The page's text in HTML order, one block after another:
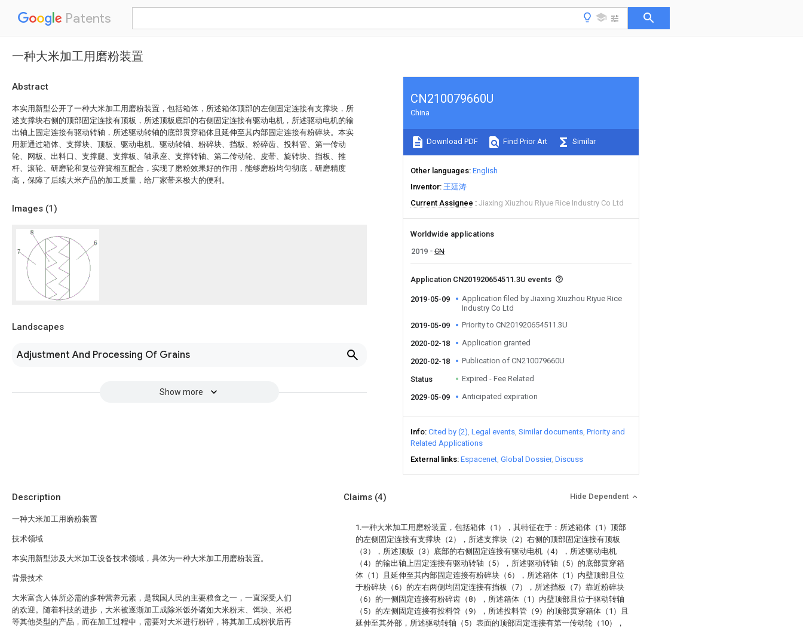
Patents
一种大米加工用磨粉装置
Abstract
本实用新型公开了一种大米加工用磨粉装置，包括箱体，所述箱体顶部的左侧固定连接有支撑块，所
述支撑块右侧的顶部固定连接有顶板，所述顶板底部的右侧固定连接有驱动电机，所述驱动电机的输
出轴上固定连接有驱动转轴，所述驱动转轴的底部贯穿箱体且延伸至其内部固定连接有粉碎块。本实
用新通过箱体、支撑块、顶板、驱动电机、驱动转轴、粉碎块、挡板、粉碎齿、投料管、第一传动
轮、网板、出料口、支撑腿、支撑板、轴承座、支撑转轴、第二传动轮、皮带、旋转块、挡板、推
杆、滚轮、研磨轮和复位弹簧相互配合，实现了磨粉效果好的作用，能够磨粉均匀彻底，研磨精度
高，保障了后续大米产品的加工质量，给厂家带来极大的便利。
Images (1)
Landscapes
Adjustment And Processing Of Grains
Show more
CN210079660U
China
Download PDF Find Prior Art Similar
Other languages English
Inventor 王廷涛
Current Assignee
Jiaxing Xiuzhou Riyue Rice Industry Co Ltd
Worldwide applications
2019
CN
Application CN201920654511.3U events
2019-05-09
Application filed by Jiaxing Xiuzhou Riyue Rice
Industry Co Ltd
2019-05-09
Priority to CN201920654511.3U
2020-02-18 Application granted
2020-02-18 Publication of CN210079660U
Status Expired - Fee Related
2029-05-09 Anticipated expiration
Info Cited by (2) Legal events Similar documents Priority and
Related Applications
External links Espacenet Global Dossier Discuss
Description
一种大米加工用磨粉装置
技术领域
本实用新型涉及大米加工设备技术领域，具体为一种大米加工用磨粉装置。
背景技术
大米富含人体所必需的多种营养元素，是我国人民的主要粮食之一，一直深受人们
的欢迎。随着科技的进步，大米被逐渐加工成除米饭外诸如大米粉末、饵块、米杷
等其他类型的产品，而在加工过程中，需要对大米进行粉碎，将其加工成粉状后再
Claims (4) Hide Dependent
1.一种大米加工用磨粉装置，包括箱体（1），其特征在于：所述箱体（1）顶部
的左侧固定连接有支撑块（2），所述支撑块（2）右侧的顶部固定连接有顶板
（3），所述顶板（3）底部的右侧固定连接有驱动电机（4），所述驱动电机
（4）的输出轴上固定连接有驱动转轴（5），所述驱动转轴（5）的底部贯穿箱
体（1）且延伸至其内部固定连接有粉碎块（6），所述箱体（1）内壁顶部且位
于粉碎块（6）的左右两侧均固定连接有挡板（7），所述挡板（7）靠近粉碎块
（6）的一侧固定连接有粉碎齿（8），所述箱体（1）内壁顶部且位于驱动转轴
（5）的左侧固定连接有投料管（9），所述投料管（9）的顶部贯穿箱体（1）且
延伸至其外部，所述驱动转轴（5）表面的顶部固定连接有第一传动轮（10），